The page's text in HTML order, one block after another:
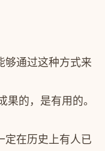
够通过这种方式来
的，是有用的。
定在历史上有人已